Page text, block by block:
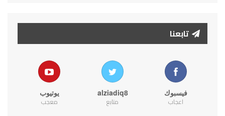
تابعنا
فيسبوك
اعجاب
alziadiq8
متابع
يوتيوب
معجب